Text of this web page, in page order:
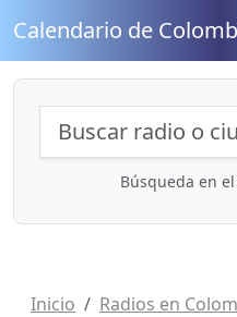
Calendario de
Búsqueda de
Búsqueda en el
Inicio Radios en